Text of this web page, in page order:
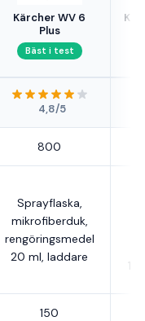
Kärcher WV 6
Plus
Bäst i test
4,8/5
800
Sprayflaska,
mikrofiberduk,
rengöringsmedel
20 ml, laddare
150